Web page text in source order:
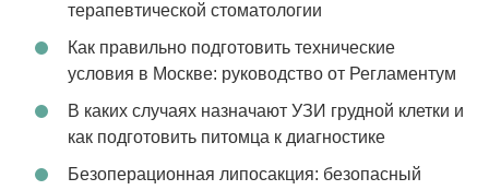
терапевтической стоматологии
Как правильно подготовить технические
условия в Москве: руководство от Регламентум
В каких случаях назначают УЗИ грудной клетки и
как подготовить питомца к диагностике
Безоперационная липосакция: безопасный